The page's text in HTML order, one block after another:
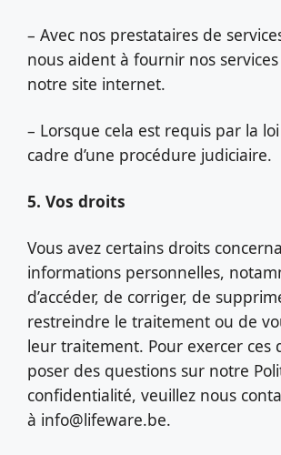
– Avec nos prestataires de
nous aident à fournir nos
notre site internet.
– Lorsque cela est requis par la
cadre d’une procédure judiciaire.
5. Vos droits
Vous avez certains droits
informations personnelles,
d’accéder, de corriger, de
restreindre le traitement ou de
leur traitement. Pour exercer ces
poser des questions sur notre
confidentialité, veuillez nous
à info@lifeware.be.